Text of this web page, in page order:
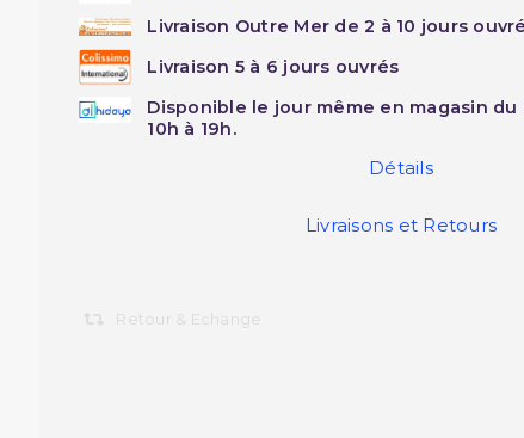
Livraison Outre Mer de 2 à 10 jours
Livraison 5 à 6 jours ouvrés
Disponible le jour même en magasin
10h à 19h.
Détails
Livraisons et Retours
Retour & Echange